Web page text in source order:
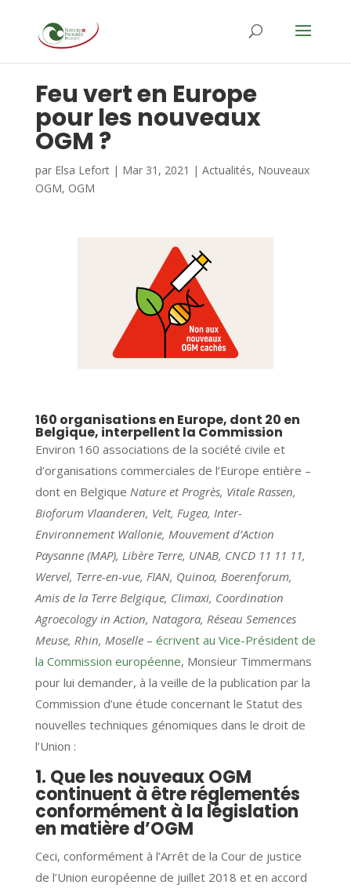
Feu vert en Europe
pour les nouveaux
OGM ?
par Elsa Lefort| Mar 31, 2021 | Actualités, Nouveaux
OGM, OGM
160 organisations en Europe, dont 20 en
Belgique, interpellent la Commission
Environ 160 associations de la société civile et
d’organisations commerciales de l’Europe entière –
dont en Belgique Nature et Progrès, Vitale Rassen,
Bioforum Vlaanderen, Velt, Fugea, Inter-
Environnement Wallonie, Mouvement d’Action
Paysanne (MAP), Libère Terre, UNAB, CNCD 11 11 11,
Wervel, Terre-en-vue, FIAN, Quinoa, Boerenforum,
Amis de la Terre Belgique, Climaxi, Coordination
Agroecology in Action, Natagora, Réseau Semences
Meuse, Rhin, Moselle– écrivent au Vice-Président de
la Commission européenne, Monsieur Timmermans
pour lui demander, à la veille de la publication par la
Commission d’une étude concernant le Statut des
nouvelles techniques génomiques dans le droit de
l’Union :
1. Que les nouveaux OGM
continuent à être réglementés
conformément à la législation
en matière d’OGM
Ceci, conformément à l’Arrêt de la Cour de justice
de l’Union européenne de juillet 2018 et en accord